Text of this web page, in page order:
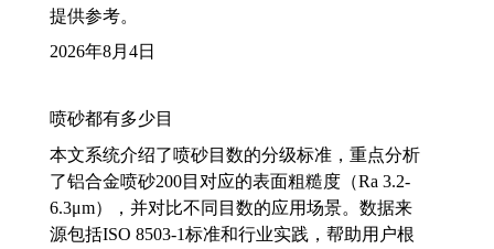
提供参考。
2026年8月4日
喷砂都有多少目
本文系统介绍了喷砂目数的分级标准，重点分析
了铝合金喷砂200目对应的表面粗糙度（Ra 3.2-
6.3μm），并对比不同目数的应用场景。数据来
源包括ISO 8503-1标准和行业实践，帮助用户根